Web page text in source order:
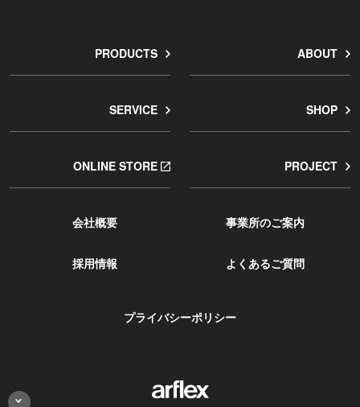
PRODUCTS ABOUT
SERVICE SHOP
ONLINE STORE PROJECT
会社概要 事業所のご案内
採用情報 よくあるご質問
プライバシーポリシー